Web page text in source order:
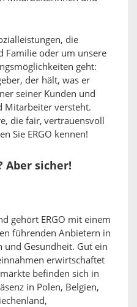
die
Familie oder um unsere
geht:
der hält, was er
seiner Kunden und
Mitarbeiter versteht.
die fair, vertrauensvoll
Sie ERGO kennen!
Aber sicher!
gehört ERGO mit einem
führenden Anbietern in
und Gesundheit. Gut ein
erwirtschaftet
befinden sich in
in Polen, Belgien,